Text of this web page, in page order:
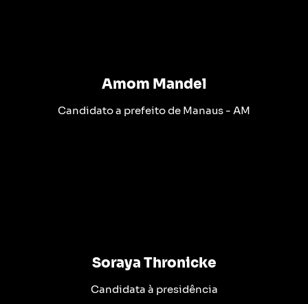
Amom Mandel
Candidato a prefeito de Manaus - AM
Soraya Thronicke
Candidata à presidência